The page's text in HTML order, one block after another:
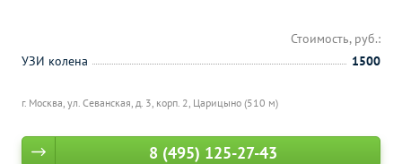
г. Москва, ул. Севанская, д. 3, корп. 2, Царицыно (510 м)
Стоимость, руб.:
УЗИ колена
1500
8 (495) 125-27-43